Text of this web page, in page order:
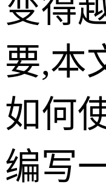
变得
要,本
如何
编写